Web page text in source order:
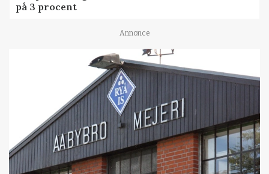
på 3 procent
Annonce